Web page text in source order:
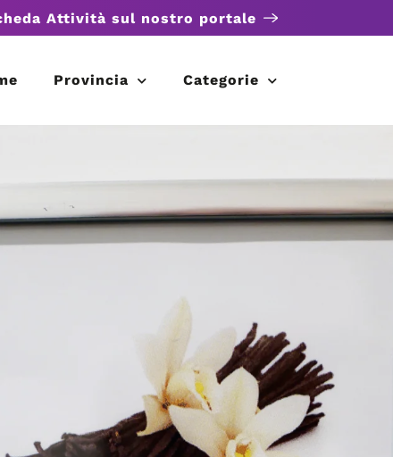
Attività sul nostro portale
Provincia Categorie